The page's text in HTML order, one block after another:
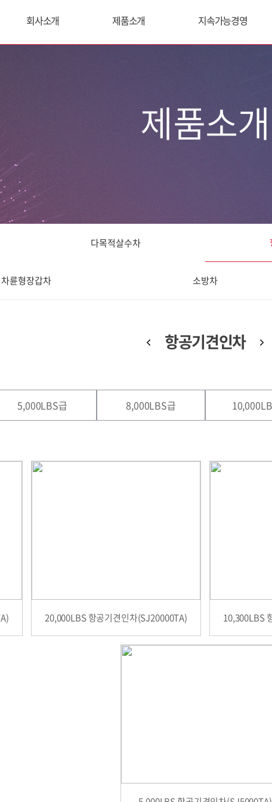
회사소개 제품소개 지속가능경영
제품소개
다목적살수차
차륜형장갑차 소방차
항공기견인차
5,000LBS급 8,000LBS급
20,000LBS 항공기견인차(SJ20000TA) 10,300LBS